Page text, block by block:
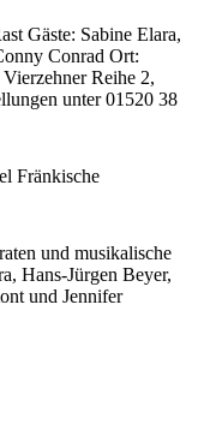
Gäste: Sabine Elara,
Conrad Ort:
Reihe 2,
unter 01520 38
Fränkische
und musikalische
Hans-Jürgen Beyer,
und Jennifer